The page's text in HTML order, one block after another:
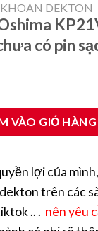
DEKTON
có pin
13NG120-
VÀO GIỎ HÀNG
lợi của
trên các
.. . nên yêu